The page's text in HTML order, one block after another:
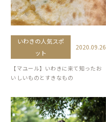
いわきの人気スポ
ット
2020.09.26
【マユール】いわきに来て知ったお
いしいものとすきなもの